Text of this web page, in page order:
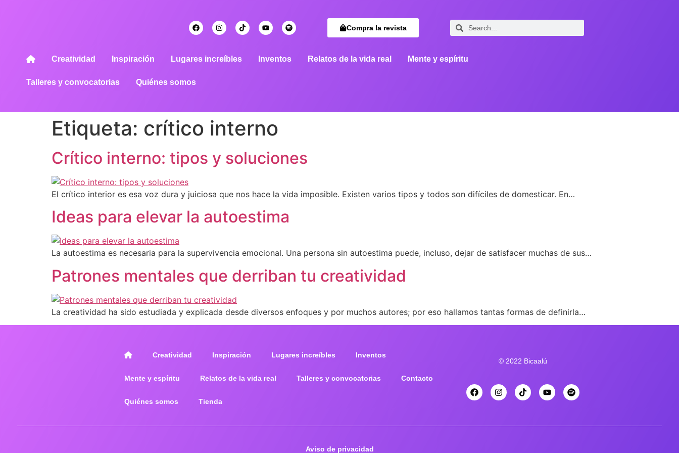
Compra la revista
Creatividad Inspiración Lugares increíbles Inventos Relatos de la vida real Mente y espíritu
Talleres y convocatorias Quiénes somos
Etiqueta: crítico interno
Crítico interno: tipos y soluciones
El crítico interior es esa voz dura y juiciosa que nos hace la vida imposible. Existen varios tipos y todos son difíciles de domesticar. En…
Ideas para elevar la autoestima
La autoestima es necesaria para la supervivencia emocional. Una persona sin autoestima puede, incluso, dejar de satisfacer muchas de sus…
Patrones mentales que derriban tu creatividad
La creatividad ha sido estudiada y explicada desde diversos enfoques y por muchos autores; por eso hallamos tantas formas de definirla…
Creatividad Inspiración Lugares increíbles Inventos
Mente y espíritu Relatos de la vida real Talleres y convocatorias Contacto
Quiénes somos Tienda
© 2022 Bicaalú
Aviso de privacidad